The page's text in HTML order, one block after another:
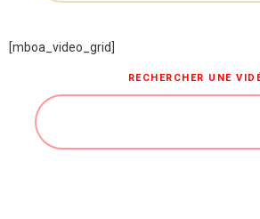
[mboa_video_grid]
RECHERCHER UNE